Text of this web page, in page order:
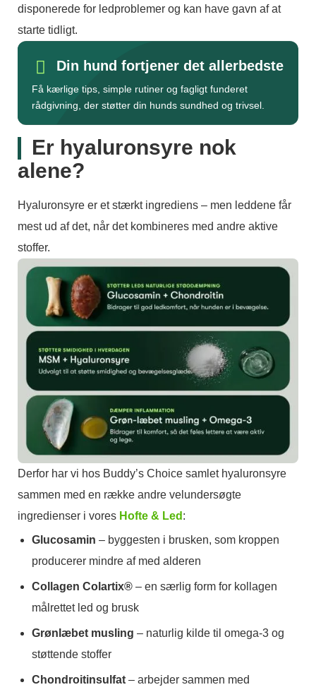
disponerede for ledproblemer og kan have gavn af at
starte tidligt.
Din hund fortjener det allerbedste
Få kærlige tips, simple rutiner og fagligt funderet
rådgivning, der støtter din hunds sundhed og trivsel.
Er hyaluronsyre nok
alene?
Hyaluronsyre er et stærkt ingrediens – men leddene får
mest ud af det, når det kombineres med andre aktive
stoffer.
Derfor har vi hos Buddy’s Choice samlet hyaluronsyre
sammen med en række andre velundersøgte
ingredienser i vores Hofte & Led :
Glucosamin – byggesten i brusken, som kroppen
producerer mindre af med alderen
Collagen Colartix® – en særlig form for kollagen
målrettet led og brusk
Grønlæbet musling – naturlig kilde til omega-3 og
støttende stoffer
Chondroitinsulfat – arbejder sammen med